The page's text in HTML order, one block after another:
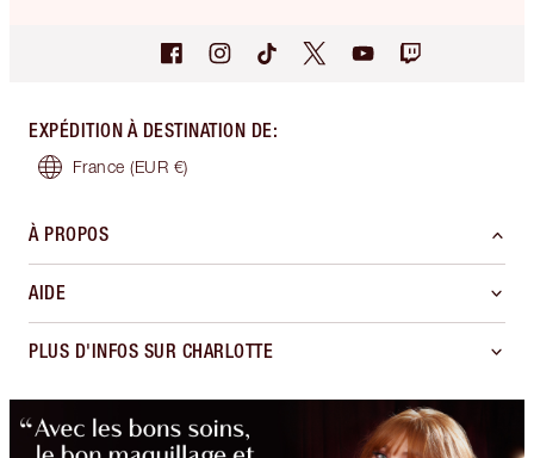
EXPÉDITION À DESTINATION DE:
France (EUR €)
À PROPOS
AIDE
PLUS D'INFOS SUR CHARLOTTE